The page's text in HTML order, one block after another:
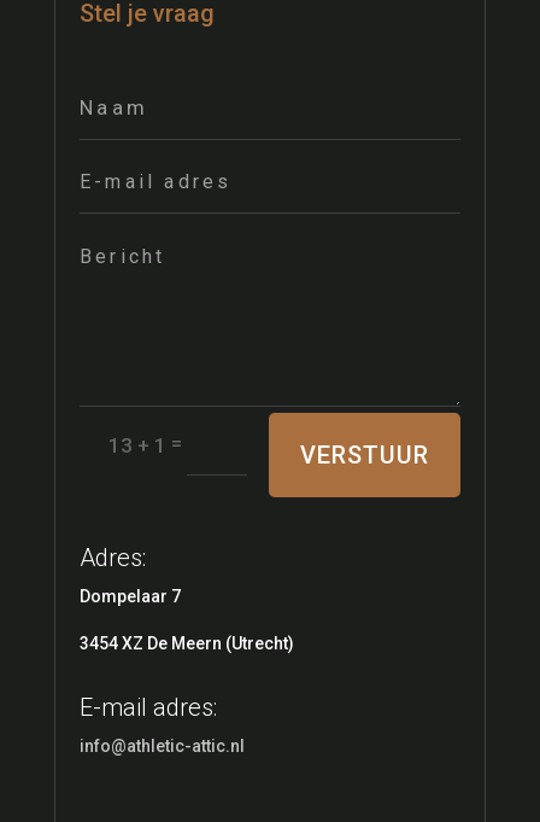
Stel je vraag
13 + 1 = VERSTUUR
Adres:
Dompelaar 7
3454 XZ De Meern (Utrecht)
E-mail adres:
info@athletic-attic.nl